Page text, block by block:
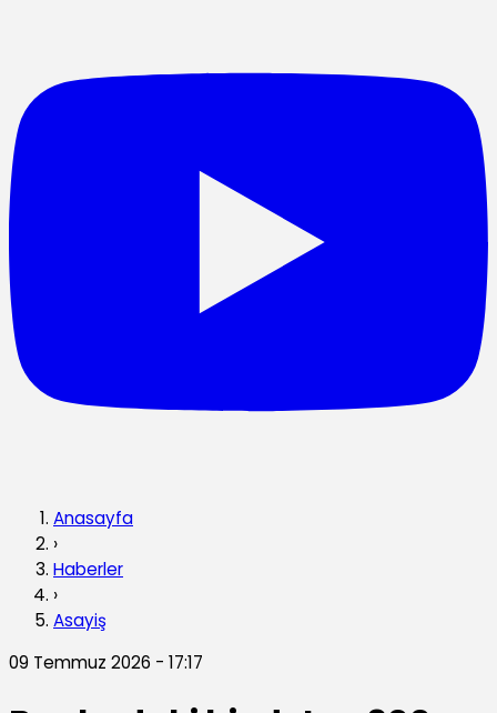
Anasayfa
›
Haberler
›
Asayiş
09 Temmuz 2026 - 17:17